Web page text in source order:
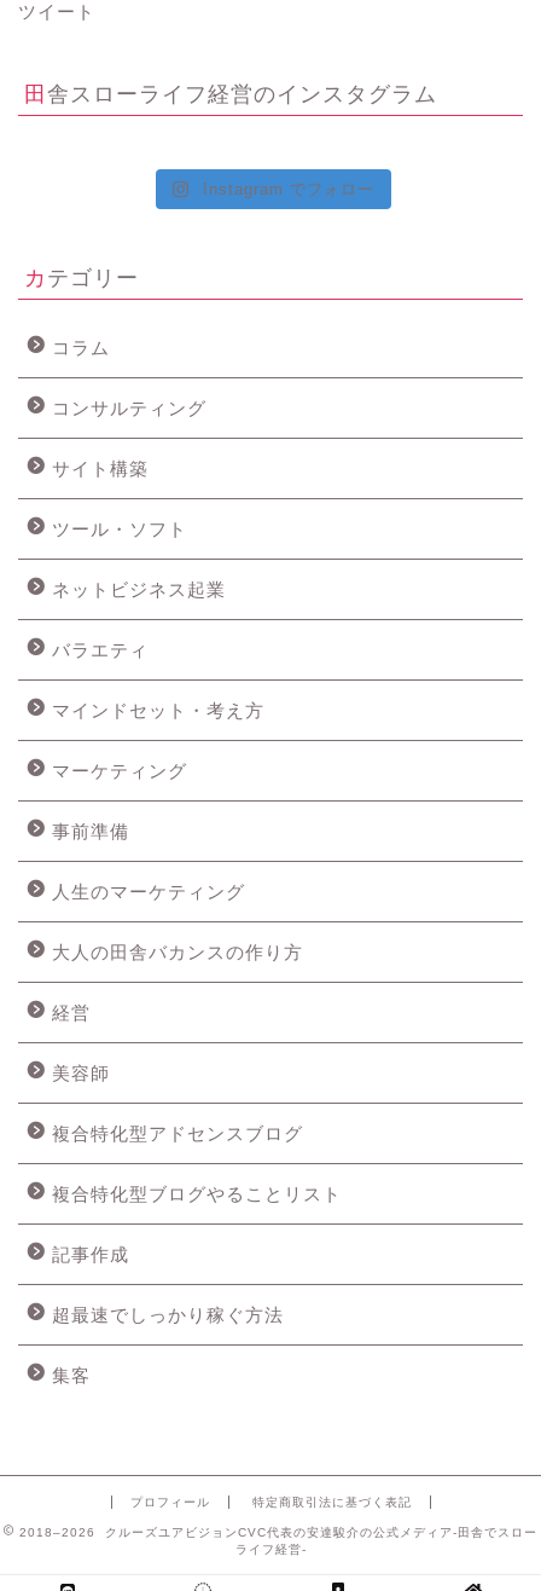
ツイート
田舎スローライフ経営のインスタグラム
Instagram でフォロー
カテゴリー
コラム
コンサルティング
サイト構築
ツール・ソフト
ネットビジネス起業
バラエティ
マインドセット・考え方
マーケティング
事前準備
人生のマーケティング
大人の田舎バカンスの作り方
経営
美容師
複合特化型アドセンスブログ
複合特化型ブログやることリスト
記事作成
超最速でしっかり稼ぐ方法
集客
プロフィール 特定商取引法に基づく表記
2018–2026 クルーズユアビジョンCVC代表の安達駿介の公式メディア-田舎でスロー
ライフ経営-